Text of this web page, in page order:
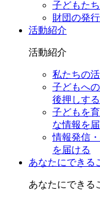
子どもた
財団の発
活動紹介
活動紹介
私たちの
子どもへ
後押しする
子どもを
な情報を
情報発信
を届ける
あなたにできる
あなたにできる